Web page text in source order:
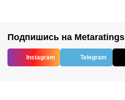
Подпишись на Metaratings
Instagram Telegram